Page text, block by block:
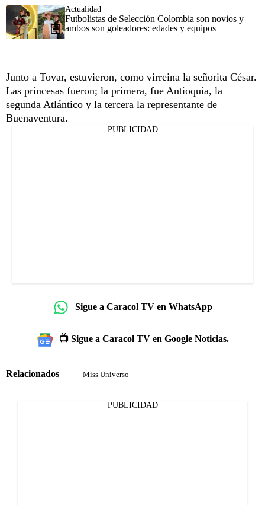
Actualidad
Futbolistas de Selección Colombia son novios y
ambos son goleadores: edades y equipos
Junto a Tovar, estuvieron, como virreina la señorita César.
Las princesas fueron; la primera, fue Antioquia, la
segunda Atlántico y la tercera la representante de
Buenaventura.
PUBLICIDAD
Sigue a Caracol TV en WhatsApp
📺 Sigue a Caracol TV en Google Noticias.
Relacionados Miss Universo
PUBLICIDAD